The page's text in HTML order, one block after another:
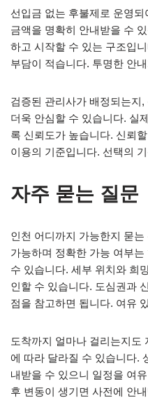
선입금 없는 후불제로 운영
금액을 명확히 안내받을 수
하고 시작할 수 있는 구조입
부담이 적습니다. 투명한 안
검증된 관리사가 배정되는지
더욱 안심할 수 있습니다. 실
록 신뢰도가 높습니다. 신뢰
이용의 기준입니다. 선택의
자주 묻는 질문
인천 어디까지 가능한지 묻
가능하며 정확한 가능 여부
수 있습니다. 세부 위치와 희
인할 수 있습니다. 도심권과
점을 참고하면 됩니다. 여유
도착까지 얼마나 걸리는지도
에 따라 달라질 수 있습니다.
내받을 수 있으니 일정을 여
후 변동이 생기면 사전에 안